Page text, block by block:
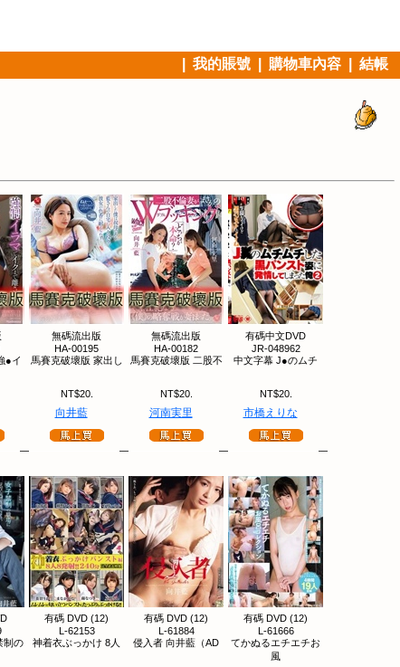
我的賬號 購物車內容 結帳
●イ
無碼流出版
HA-00195
馬賽克破壞版 家出し
NT$20.
向井藍
無碼流出版
HA-00182
馬賽克破壞版 二股不
NT$20.
河南実里
有碼中文DVD
JR-048962
中文字幕 J●のムチ
NT$20.
市橋えりな
制の
有碼 DVD (12)
L-62153
神着衣ぶっかけ 8人
有碼 DVD (12)
L-61884
侵入者 向井藍（AD
有碼 DVD (12)
L-61666
てかぬるエチエチお
風